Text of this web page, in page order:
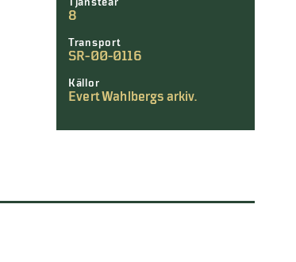
8
Transport
SR-00-0116
Källor
Evert Wahlbergs arkiv.